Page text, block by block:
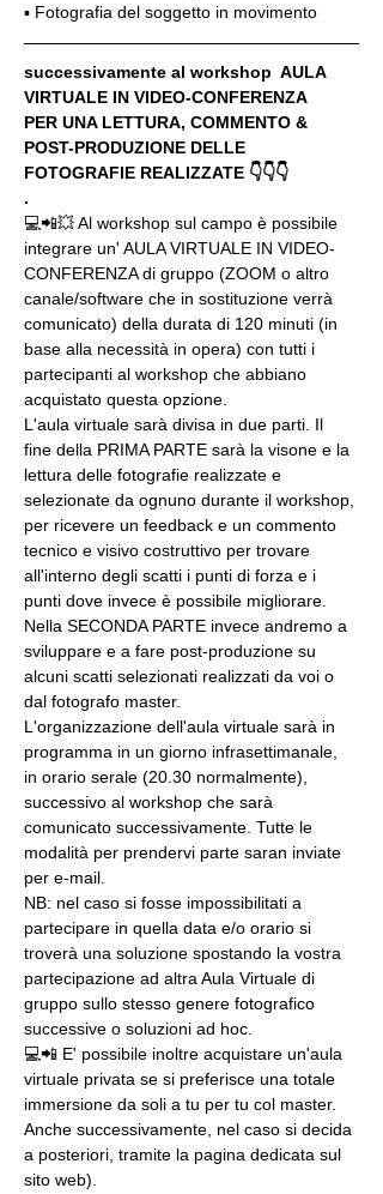
▪️ Fotografia del soggetto in movimento
successivamente al workshop  AULA
VIRTUALE IN VIDEO-CONFERENZA
PER UNA LETTURA, COMMENTO &
POST-PRODUZIONE DELLE
FOTOGRAFIE REALIZZATE 👇👇👇
.
💻📲💥 Al workshop sul campo è possibile
integrare un' AULA VIRTUALE IN VIDEO-
CONFERENZA di gruppo (ZOOM o altro
canale/software che in sostituzione verrà
comunicato) della durata di 120 minuti (in
base alla necessità in opera) con tutti i
partecipanti al workshop che abbiano
acquistato questa opzione.
L'aula virtuale sarà divisa in due parti. Il
fine della PRIMA PARTE sarà la visone e la
lettura delle fotografie realizzate e
selezionate da ognuno durante il workshop,
per ricevere un feedback e un commento
tecnico e visivo costruttivo per trovare
all'interno degli scatti i punti di forza e i
punti dove invece è possibile migliorare.
Nella SECONDA PARTE invece andremo a
sviluppare e a fare post-produzione su
alcuni scatti selezionati realizzati da voi o
dal fotografo master.
L'organizzazione dell'aula virtuale sarà in
programma in un giorno infrasettimanale,
in orario serale (20.30 normalmente),
successivo al workshop che sarà
comunicato successivamente. Tutte le
modalità per prendervi parte saran inviate
per e-mail.
NB: nel caso si fosse impossibilitati a
partecipare in quella data e/o orario si
troverà una soluzione spostando la vostra
partecipazione ad altra Aula Virtuale di
gruppo sullo stesso genere fotografico
successive o soluzioni ad hoc.
💻📲 E' possibile inoltre acquistare un'aula
virtuale privata se si preferisce una totale
immersione da soli a tu per tu col master.
Anche successivamente, nel caso si decida
a posteriori, tramite la pagina dedicata sul
sito web).